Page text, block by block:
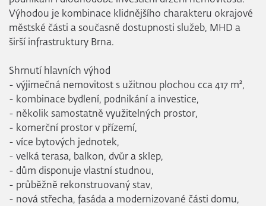
Výhodou je kombinace klidnějšího charakteru okrajové
městské části a současně dostupnosti služeb, MHD a
širší infrastruktury Brna.
Shrnutí hlavních výhod
- výjimečná nemovitost s užitnou plochou cca 417 m²,
- kombinace bydlení, podnikání a investice,
- několik samostatně využitelných prostor,
- komerční prostor v přízemí,
- více bytových jednotek,
- velká terasa, balkon, dvůr a sklep,
- dům disponuje vlastní studnou,
- průběžně rekonstruovaný stav,
- nová střecha, fasáda a modernizované části domu,